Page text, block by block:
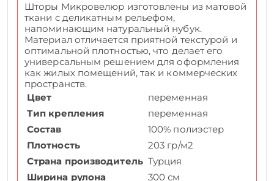
Шторы Микровелюр изготовлены из матовой
ткани с деликатным рельефом,
напоминающим натуральный нубук.
Материал отличается приятной текстурой и
оптимальной плотностью, что делает его
универсальным решением для оформления
как жилых помещений, так и коммерческих
пространств.
Цвет
переменная
Тип крепления
переменная
Состав
100% полиэстер
Плотность
203 гр/м2
Страна производитель Турция
Ширина рулона
300 см